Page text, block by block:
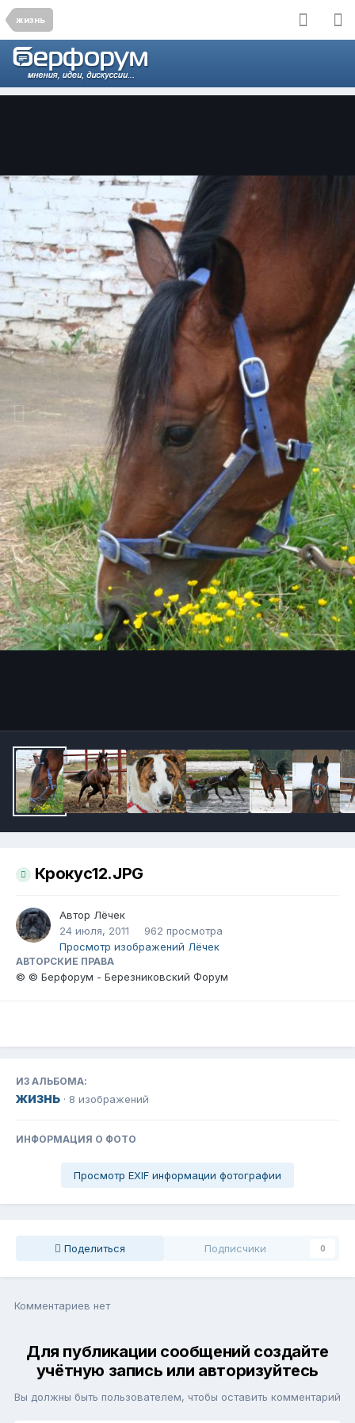
жизнь
Крокус12.JPG
Автор Лёчек
24 июля, 2011
962 просмотра
Просмотр изображений Лёчек
АВТОРСКИЕ ПРАВА
© © Берфорум - Березниковский Форум
ИЗ АЛЬБОМА:
жизнь · 8 изображений
ИНФОРМАЦИЯ О ФОТО
Просмотр EXIF информации фотографии
Поделиться Подписчики 0
Комментариев нет
Для публикации сообщений создайте
учётную запись или авторизуйтесь
Вы должны быть пользователем, чтобы оставить комментарий